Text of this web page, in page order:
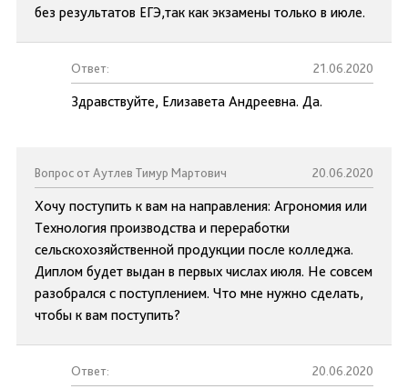
без результатов ЕГЭ,так как экзамены только в июле.
Ответ: 21.06.2020
Здравствуйте, Елизавета Андреевна. Да.
Вопрос от Аутлев Тимур Мартович 20.06.2020
Хочу поступить к вам на направления: Агрономия или
Технология производства и переработки
сельскохозяйственной продукции после колледжа.
Диплом будет выдан в первых числах июля. Не совсем
разобрался с поступлением. Что мне нужно сделать,
чтобы к вам поступить?
Ответ: 20.06.2020